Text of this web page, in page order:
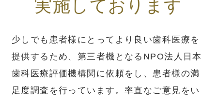
実施しております
少しでも患者様にとってより良い歯科医療を
提供するため、第三者機となるNPO法人日本
歯科医療評価機構関に依頼をし、患者様の満
足度調査を行っています。率直なご意見をい